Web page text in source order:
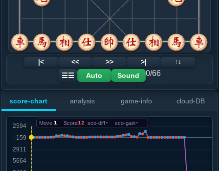
10. 马三进二
红+6
马六进七
.....象３进５
红+5
红+4
.....马４进３
红+73
砲２进５
12. 车八进二
红+71
红+77
13. 车一进一
红+92
.....士６进５
红+88
15. 马二退四
.....车９平７
16. 车一平二
|< << >> >|
↑↓
☰☰
Auto Sound 0/66
score-chart analysis game-info cloud-DB
Move:1 Score12 sco-diff- sco-gain-